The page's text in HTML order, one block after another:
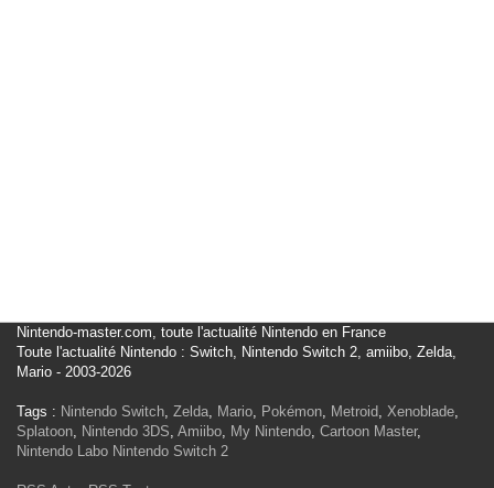
Nintendo-master.com, toute l'actualité Nintendo en France
Toute l'actualité Nintendo : Switch, Nintendo Switch 2, amiibo, Zelda,
Mario - 2003-2026
Tags : Nintendo Switch, Zelda, Mario, Pokémon, Metroid, Xenoblade,
Splatoon, Nintendo 3DS, Amiibo, My Nintendo, Cartoon Master,
Nintendo Labo Nintendo Switch 2